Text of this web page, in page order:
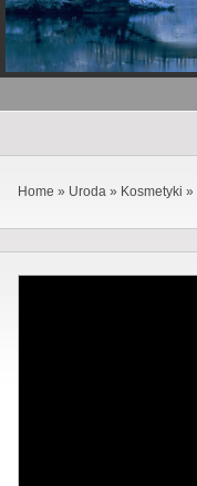
Home » Uroda » Kosmetyki »